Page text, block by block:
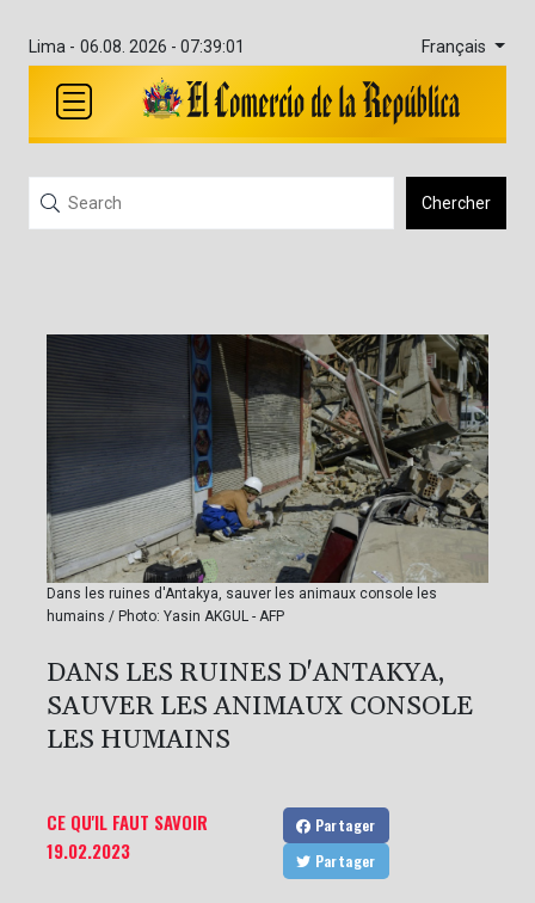
Lima - 06.08. 2026 - 07:39:01 Français
Chercher
Dans les ruines d'Antakya, sauver les animaux console les
humains / Photo: Yasin AKGUL - AFP
DANS LES RUINES D'ANTAKYA,
SAUVER LES ANIMAUX CONSOLE
LES HUMAINS
CE QU'IL FAUT SAVOIR
19.02.2023
Partager
Partager